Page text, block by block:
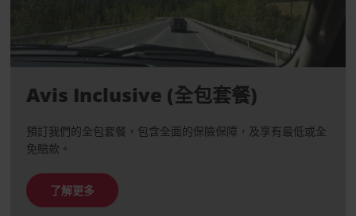
Avis Inclusive (全包套餐)
預訂我們的全包套餐，包含全面的保險保障，及享有最低或全
免賠款。
了解更多